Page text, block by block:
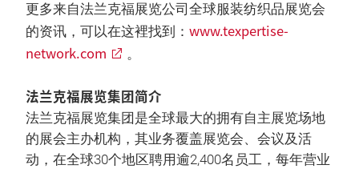
更多来自法兰克福展览公司全球服装纺织品展览会
的资讯，可以在这裡找到： www.texpertise-
network.com
。
法兰克福展览集团简介
法兰克福展览集团是全球最大的拥有自主展览场地
的展会主办机构，其业务覆盖展览会、会议及活
动，在全球30个地区聘用逾2,400名员工，每年营业